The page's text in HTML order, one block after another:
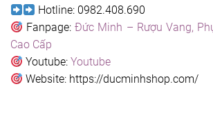
Hotline: 0982.408.690
Fanpage:Đức Minh – Rượu Vang,
Cao Cấp
Youtube:Youtube
Website: https://ducminhshop.com/